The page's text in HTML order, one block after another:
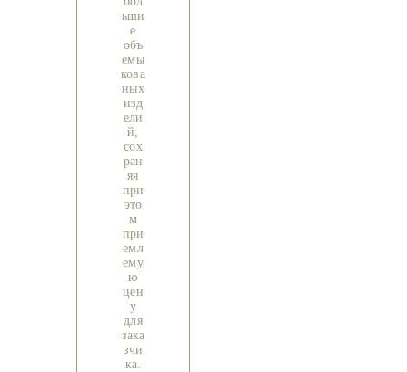
ьши
е
объ
емы
кова
ных
изд
ели
й,
сох
ран
яя
при
это
м
при
емл
ему
ю
цен
у
для
зака
зчи
ка.